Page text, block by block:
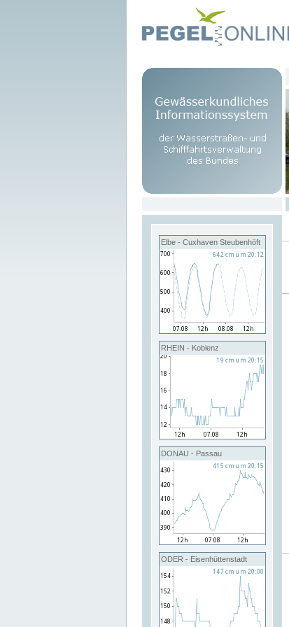
Elbe - Cuxhaven Steubenhöft
RHEIN - Koblenz
DONAU - Passau
ODER - Eisenhüttenstadt